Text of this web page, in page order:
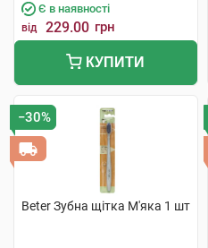
Є в наявності
від 229.00 грн
КУПИТИ
−30%
Beter Зубна щітка М'яка 1 шт